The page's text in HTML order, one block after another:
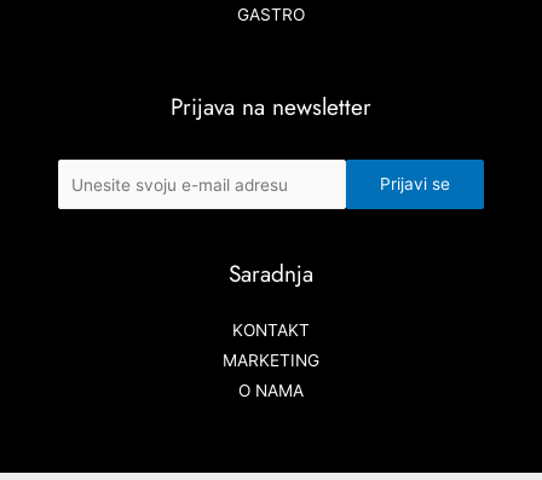
GASTRO
Prijava na newsletter
Saradnja
KONTAKT
MARKETING
O NAMA